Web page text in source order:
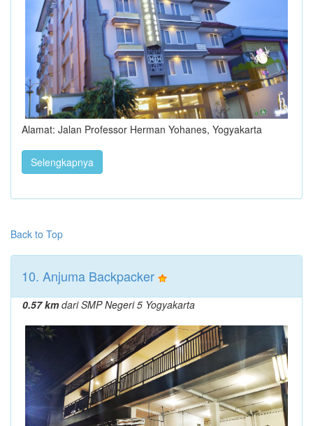
Alamat: Jalan Professor Herman Yohanes, Yogyakarta
Selengkapnya
Back to Top
10. Anjuma Backpacker
0.57 kmdari SMP Negeri 5 Yogyakarta